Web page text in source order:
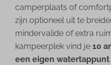
camperplaats of
zijn optioneel uit te
mindervalide of extra
kampeerplek vind je10
een eigen